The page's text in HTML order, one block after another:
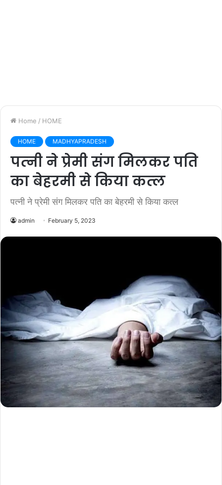
Home / HOME
HOME MADHYAPRADESH
पत्‍नी ने प्रेमी संग मिलकर पति
का बेहरमी से किया कत्‍ल
पत्‍नी ने प्रेमी संग मिलकर पति का बेहरमी से किया कत्‍ल
admin February 5, 2023